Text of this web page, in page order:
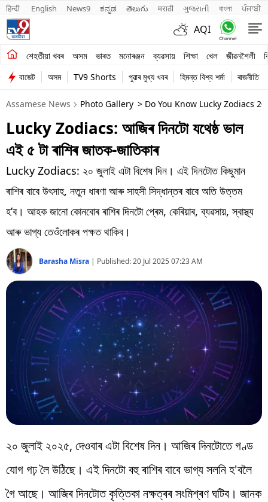
हिन्दी English News9 ಕನ್ನಡ తెలుగు मराठी ગુજરાતી বাংলা ਪੰਜਾਬੀ
AQI
শেহতীয়া খবৰ অসম ভাৰত মনোৰঞ্জন ব্যৱসায় শিক্ষা খেল জীৱনশৈলী
শেহতীয়া খবৰ
অসম
ভাৰত
মনোৰঞ্জন
শিক্ষা
খেল
জীৱনশৈলী
বিশ্ব
প্ৰযুক্তি
Videos
বাজেট অসম TV9 Shorts পুৱাৰ মুখ্য খবৰ হিমন্ত বিশ্ব শৰ্মা ৰাজনীতি
Assamese News Photo Gallery > Do You Know Lucky Zodiacs
Lucky Zodiacs: আজিৰ দিনটো যথেষ্ঠ ভাল
এই ৫ টা ৰাশিৰ জাতক-জাতিকাৰ
Lucky Zodiacs: ২০ জুলাই এটা বিশেষ দিন। এই দিনটোত কিছুমান
ৰাশিৰ বাবে উৎসাহ, নতুন ধাৰণা আৰু সাহসী সিদ্ধান্তৰ বাবে অতি উত্তম
হ’ব। আহক জানো কোনবোৰ ৰাশিৰ দিনটো প্ৰেম, কেৰিয়াৰ, ব্যৱসায়, স্বাস্থ্য
আৰু ভাগ্য তেওঁলোকৰ পক্ষত থাকিব।
Barasha Misra | Published:20 Jul 2025 07:23 AM
২০ জুলাই ২০২৫, দেওবাৰ এটা বিশেষ দিন। আজিৰ দিনটোতে গণ্ড
যোগ গঢ় লৈ উঠিছে। এই দিনটো বহু ৰাশিৰ বাবে ভাগ্য সলনি হ'বলৈ
গৈ আছে। আজিৰ দিনটোত কৃত্তিকা নক্ষত্ৰৰ সংমিশ্ৰণ ঘটিব। জানক